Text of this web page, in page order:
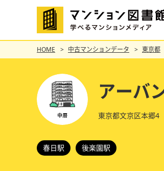
HOME 中古マンションデータ 東京都
アーバ
東京都文京区本郷4
春日駅 後楽園駅